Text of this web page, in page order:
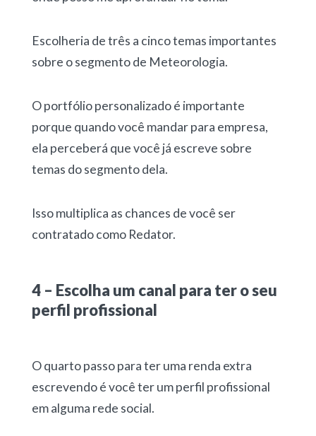
Escolheria de três a cinco temas importantes
sobre o segmento de Meteorologia.
O portfólio personalizado é importante
porque quando você mandar para empresa,
ela perceberá que você já escreve sobre
temas do segmento dela.
Isso multiplica as chances de você ser
contratado como Redator.
4 – Escolha um canal para ter o seu
perfil profissional
O quarto passo para ter uma renda extra
escrevendo é você ter um perfil profissional
em alguma rede social.